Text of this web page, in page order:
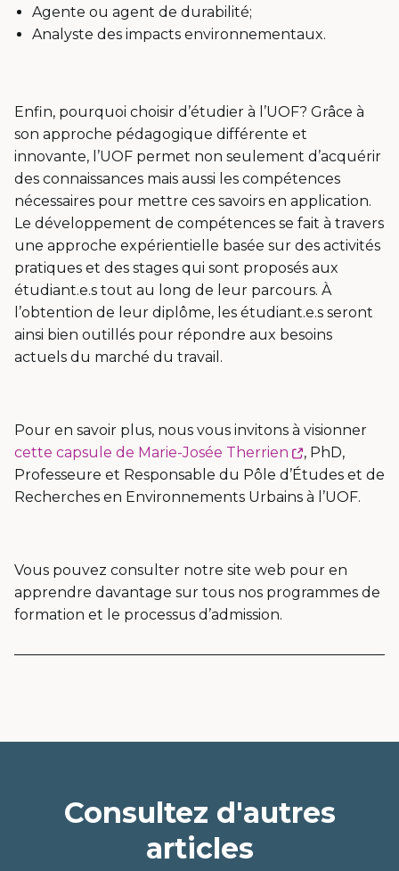
Agente ou agent de durabilité;
Analyste des impacts environnementaux.
Enfin, pourquoi choisir d’étudier à l’UOF? Grâce à
son approche pédagogique différente et
innovante, l’UOF permet non seulement d’acquérir
des connaissances mais aussi les compétences
nécessaires pour mettre ces savoirs en application.
Le développement de compétences se fait à travers
une approche expérientielle basée sur des activités
pratiques et des stages qui sont proposés aux
étudiant.e.s tout au long de leur parcours. À
l’obtention de leur diplôme, les étudiant.e.s seront
ainsi bien outillés pour répondre aux besoins
actuels du marché du travail.
Pour en savoir plus, nous vous invitons à visionner
cette capsule de Marie-Josée Therrien
Ce
lien
s'ouvrira
nouvelle
fenêtre
, PhD,
Professeure et Responsable du Pôle d’Études et de
Recherches en Environnements Urbains à l’UOF.
Vous pouvez consulter notre site web pour en
apprendre davantage sur tous nos programmes de
formation et le processus d’admission.
Consultez d'autres
articles